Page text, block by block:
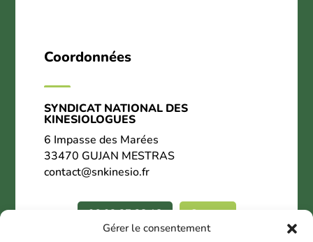
Gérer le consentement
Coordonnées
SYNDICAT NATIONAL DES
KINESIOLOGUES
6 Impasse des Marées
33470 GUJAN MESTRAS
contact@snkinesio.fr
06.02.27.28.18 Contact